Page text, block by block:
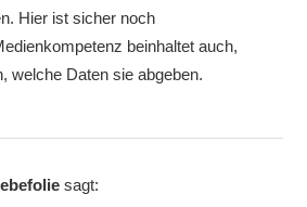
Hier ist sicher noch
beinhaltet auch,
welche Daten sie abgeben.
sagt: